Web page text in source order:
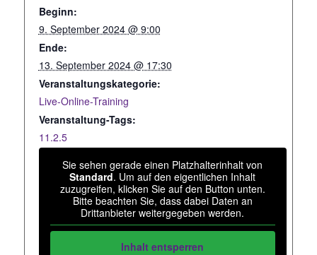
Beginn:
9. September 2024 @ 9:00
Ende:
13. September 2024 @ 17:30
Veranstaltungskategorie:
Live-Online-Training
Veranstaltung-Tags:
11.2.5
Sie sehen gerade einen Platzhalterinhalt von
Standard. Um auf den eigentlichen Inhalt
zuzugreifen, klicken Sie auf den Button unten.
Bitte beachten Sie, dass dabei Daten an
Drittanbieter weitergegeben werden.
Inhalt entsperren